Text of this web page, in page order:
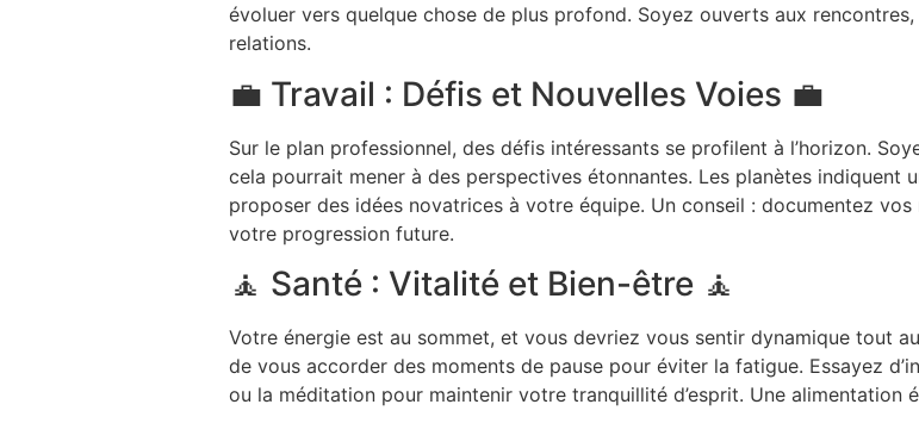
évoluer vers quelque chose de plus profond. Soyez ouverts aux
relations.
💼 Travail : Défis et Nouvelles Voies 💼
Sur le plan professionnel, des défis intéressants se profilent à l’horizon.
cela pourrait mener à des perspectives étonnantes. Les planètes indiquent
proposer des idées novatrices à votre équipe. Un conseil : documentez
votre progression future.
🧘 Santé : Vitalité et Bien-être 🧘
Votre énergie est au sommet, et vous devriez vous sentir dynamique tout
de vous accorder des moments de pause pour éviter la fatigue. Essayez
ou la méditation pour maintenir votre tranquillité d’esprit. Une alimentation